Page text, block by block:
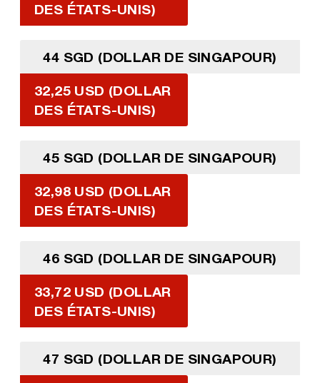
DES ÉTATS-UNIS)
44 SGD (DOLLAR DE SINGAPOUR)
32,25 USD (DOLLAR
DES ÉTATS-UNIS)
45 SGD (DOLLAR DE SINGAPOUR)
32,98 USD (DOLLAR
DES ÉTATS-UNIS)
46 SGD (DOLLAR DE SINGAPOUR)
33,72 USD (DOLLAR
DES ÉTATS-UNIS)
47 SGD (DOLLAR DE SINGAPOUR)